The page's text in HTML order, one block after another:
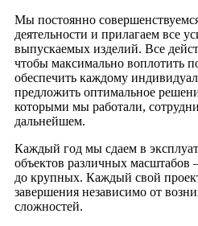
Мы постоянно
деятельности и прилагаем все
выпускаемых изделий. Все
чтобы максимально воплотить
обеспечить каждому
предложить оптимальное
которыми мы работали,
дальнейшем.
Каждый год мы сдаем в
объектов различных масштабов
до крупных. Каждый свой
завершения независимо от
сложностей.